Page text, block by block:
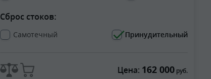
Сброс стоков:
Самотечный Принудительный
Цена: 162 000 руб.